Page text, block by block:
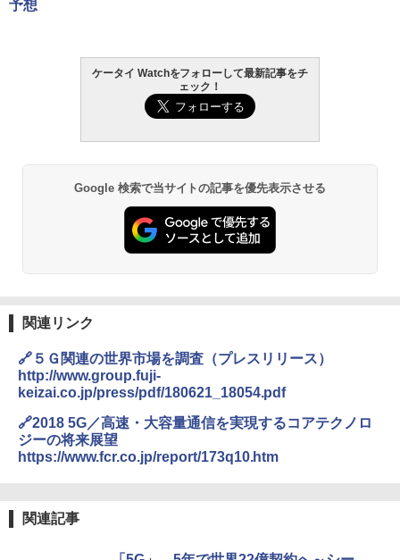
予想
ケータイ Watchをフォローして最新記事をチ
ェック！
Google 検索で当サイトの記事を優先表示させる
関連リンク
🔗５Ｇ関連の世界市場を調査（プレスリリース）
http://www.group.fuji-
keizai.co.jp/press/pdf/180621_18054.pdf
🔗2018 5G／高速・大容量通信を実現するコアテクノロ
ジーの将来展望
https://www.fcr.co.jp/report/173q10.htm
関連記事